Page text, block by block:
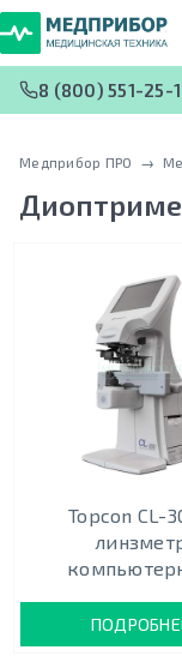
8 (800) 551-25-
Медприбор ПРО →
Topcon CL-